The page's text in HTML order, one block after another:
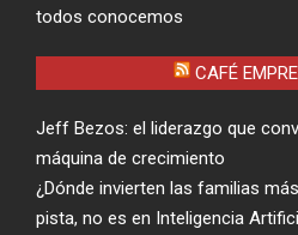
todos conocemos
CAFÉ
Jeff Bezos: el liderazgo que
máquina de crecimiento
¿Dónde invierten las familias
pista, no es en Inteligencia